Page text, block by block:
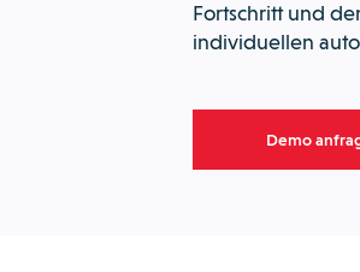
Fortschritt und
individuellen
Demo